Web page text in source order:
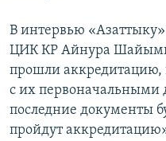
В интервью «Азаттыку»
ЦИК КР Айнура
прошли аккредитацию,
с их первоначальными
последние документы
пройдут